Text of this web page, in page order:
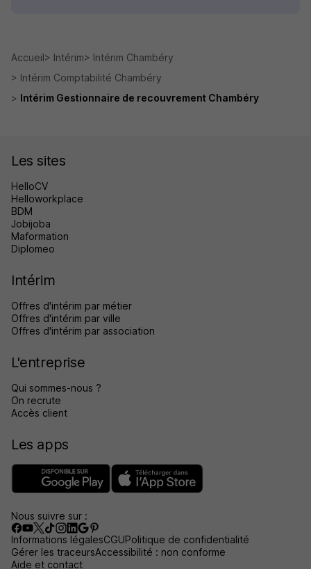
Accueil Intérim
Intérim Chambéry
Intérim Comptabilité Chambéry
Intérim Gestionnaire de recouvrement Chambéry
Les sites
HelloCV
Helloworkplace
BDM
Jobijoba
Maformation
Diplomeo
Intérim
Offres d'intérim par métier
Offres d'intérim par ville
Offres d'intérim par association
L'entreprise
Qui sommes-nous ?
On recrute
Accès client
Les apps
Nous suivre sur :
Informations légalesCGUPolitique de confidentialité
Gérer les traceursAccessibilité : non conforme
Aide et contact